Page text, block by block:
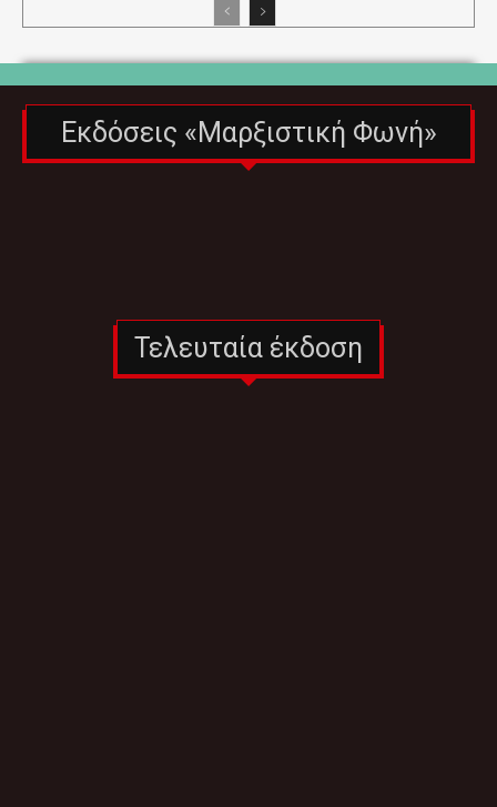
Εκδόσεις «Μαρξιστική Φωνή»
Τελευταία έκδοση